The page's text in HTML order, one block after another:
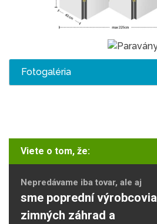
Fotogaléria
Viete o tom, že:
Nepredávame iba tovar, ale aj
sme poprední výrobcovia
zimných záhrad a